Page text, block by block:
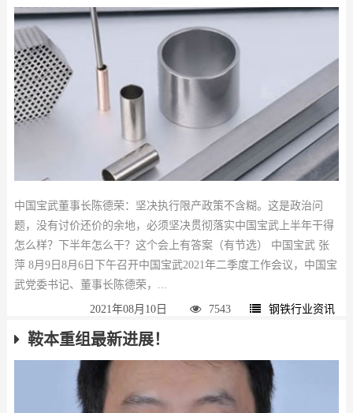
中国宝武董事长陈德荣：坚决执行限产政策不含糊。这是政治问
题，没有讨价还价的余地，必须坚决贯彻落实中国宝武上半年干得
怎么样？下半年怎么干？这个会上有答案（有节选） 中国宝武 张
萍 8月9日8月6日下午召开中国宝武2021年二季度工作会议，中国宝
武党委书记、董事长陈德荣，...
2021年08月10日 7543 钢铁行业资讯
鞍本重组最新进展！